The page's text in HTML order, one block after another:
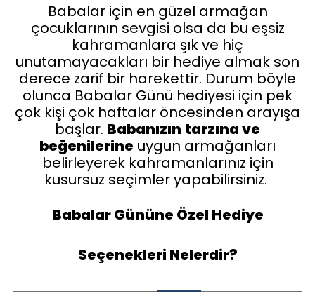
Babalar için en güzel armağan
çocuklarının sevgisi olsa da bu eşsiz
kahramanlara şık ve hiç
unutamayacakları bir hediye almak son
derece zarif bir harekettir. Durum böyle
olunca Babalar Günü hediyesi için pek
çok kişi çok haftalar öncesinden arayışa
başlar. Babanızın tarzına ve
beğenilerine uygun armağanları
belirleyerek kahramanlarınız için
kusursuz seçimler yapabilirsiniz.
Babalar Gününe Özel Hediye
Seçenekleri Nelerdir?